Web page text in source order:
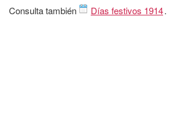
Consulta también Días festivos 1914.